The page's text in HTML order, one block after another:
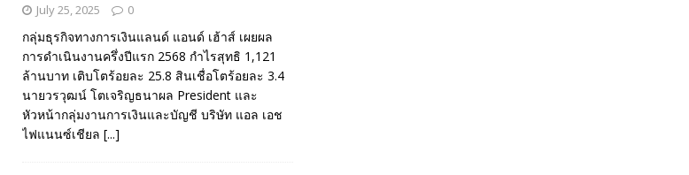
July 25, 2025 0
กลุ่มธุรกิจทางการเงินแลนด์ แอนด์ เฮ้าส์ เผยผล
การดำเนินงานครึ่งปีแรก 2568 กำไรสุทธิ 1,121
ล้านบาท เติบโตร้อยละ 25.8 สินเชื่อโตร้อยละ 3.4
นายวรวุฒน์ โตเจริญธนาผล President และ
หัวหน้ากลุ่มงานการเงินและบัญชี บริษัท แอล เอช
ไฟแนนซ์เชียล [...]